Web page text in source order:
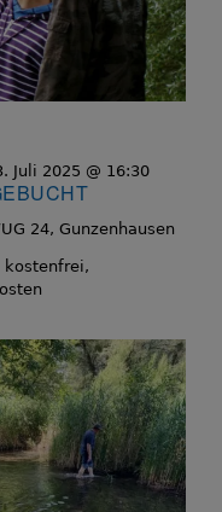
Juli 2025 @ 16:30
24, Gunzenhausen
kostenfrei,